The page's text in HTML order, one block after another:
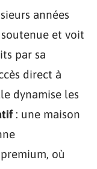
années
et voit
par sa
direct à
dynamise les
: une maison
où